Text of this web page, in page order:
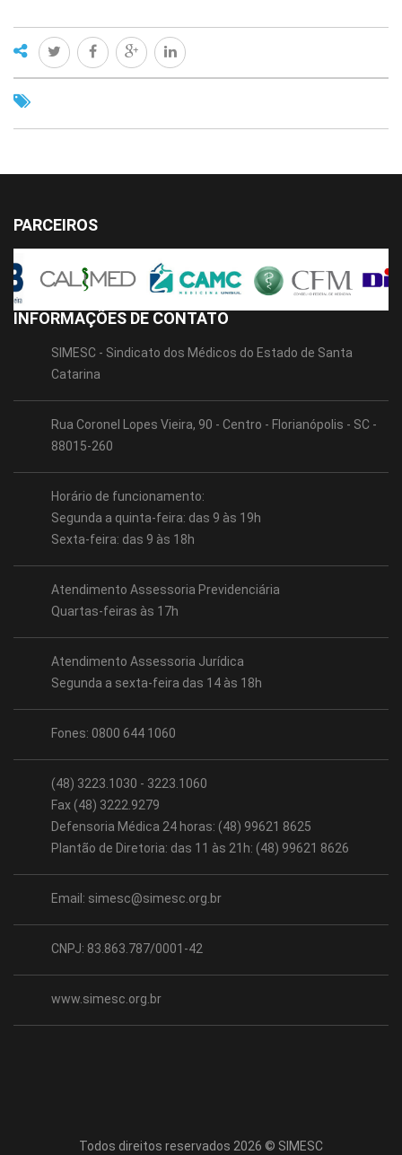
PARCEIROS
INFORMAÇÕES DE CONTATO
SIMESC - Sindicato dos Médicos do Estado de Santa
Catarina
Rua Coronel Lopes Vieira, 90 - Centro - Florianópolis - SC -
88015-260
Horário de funcionamento:
Segunda a quinta-feira: das 9 às 19h
Sexta-feira: das 9 às 18h
Atendimento Assessoria Previdenciária
Quartas-feiras às 17h
Atendimento Assessoria Jurídica
Segunda a sexta-feira das 14 às 18h
Fones: 0800 644 1060
(48) 3223.1030 - 3223.1060
Fax (48) 3222.9279
Defensoria Médica 24 horas: (48) 99621 8625
Plantão de Diretoria: das 11 às 21h: (48) 99621 8626
Email: simesc@simesc.org.br
CNPJ: 83.863.787/0001-42
www.simesc.org.br
Todos direitos reservados 2026 © SIMESC